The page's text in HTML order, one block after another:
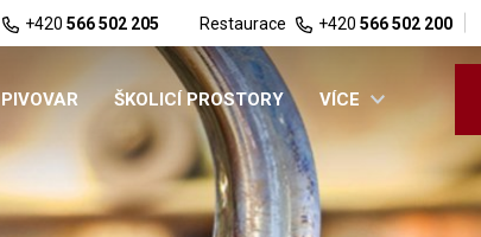
Restaurace
+420 566 502 205 +420 566 502 200
PIVOVAR ŠKOLICÍ PROSTORY VÍCE